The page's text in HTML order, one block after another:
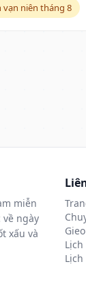
vạn niên tháng 8
miễn
ngày
xấu và